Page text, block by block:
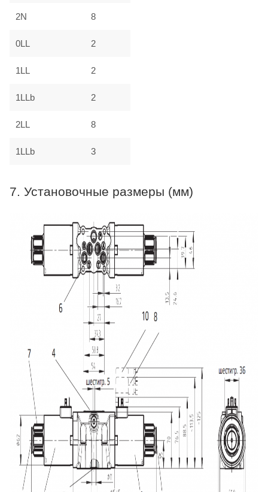
2N 8
0LL 2
1LL 2
1LLb 2
2LL 8
1LLb 3
7. Установочные размеры (мм)